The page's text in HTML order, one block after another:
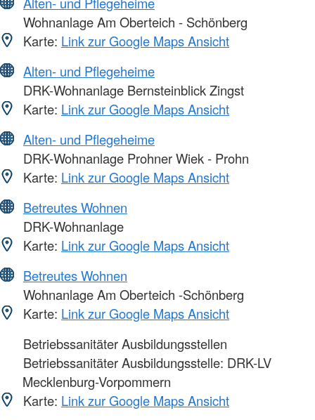
Wohnanlage Am Oberteich - Schönberg
Karte: Link zur Google Maps Ansicht
Alten- und Pflegeheime
DRK-Wohnanlage Bernsteinblick Zingst
Karte: Link zur Google Maps Ansicht
Alten- und Pflegeheime
DRK-Wohnanlage Prohner Wiek - Prohn
Karte: Link zur Google Maps Ansicht
Betreutes Wohnen
DRK-Wohnanlage
Karte: Link zur Google Maps Ansicht
Betreutes Wohnen
Wohnanlage Am Oberteich -Schönberg
Karte: Link zur Google Maps Ansicht
Betriebssanitäter Ausbildungsstellen
Betriebssanitäter Ausbildungsstelle: DRK-LV
Mecklenburg-Vorpommern
Karte: Link zur Google Maps Ansicht